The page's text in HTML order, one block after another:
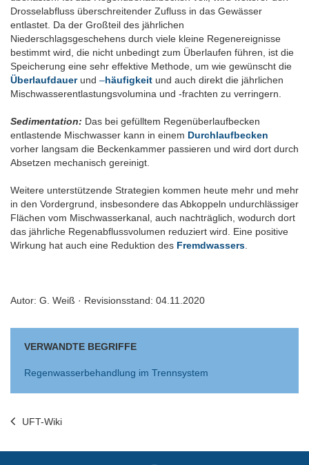
Drosselabfluss überschreitender Zufluss in das Gewässer
entlastet. Da der Großteil des jährlichen
Niederschlagsgeschehens durch viele kleine Regenereignisse
bestimmt wird, die nicht unbedingt zum Überlaufen führen, ist die
Speicherung eine sehr effektive Methode, um wie gewünscht die
Überlaufdauerund –häufigkeit und auch direkt die jährlichen
Mischwasserentlastungsvolumina und -frachten zu verringern.
Sedimentation: Das bei gefülltem Regenüberlaufbecken
entlastende Mischwasser kann in einem Durchlaufbecken
vorher langsam die Beckenkammer passieren und wird dort durch
Absetzen mechanisch gereinigt.
Weitere unterstützende Strategien kommen heute mehr und mehr
in den Vordergrund, insbesondere das Abkoppeln undurchlässiger
Flächen vom Mischwasserkanal, auch nachträglich, wodurch dort
das jährliche Regenabflussvolumen reduziert wird. Eine positive
Wirkung hat auch eine Reduktion des Fremdwassers
Autor: G. Weiß · Revisionsstand: 04.11.2020
VERWANDTE BEGRIFFE
Regenwasserbehandlung im Trennsystem
UFT-Wiki